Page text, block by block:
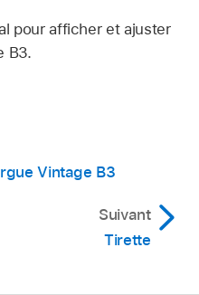
pour afficher et ajuster
B3.
Vintage B3
Suivant
Tirette